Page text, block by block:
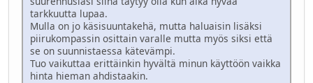
tarkkuutta lupaa.
Mulla on jo käsisuuntakehä, mutta haluaisin lisäksi
piirukompassin osittain varalle mutta myös siksi että
se on suunnistaessa kätevämpi.
Tuo vaikuttaa erittäinkin hyvältä minun käyttöön vaikka
hinta hieman ahdistaakin.